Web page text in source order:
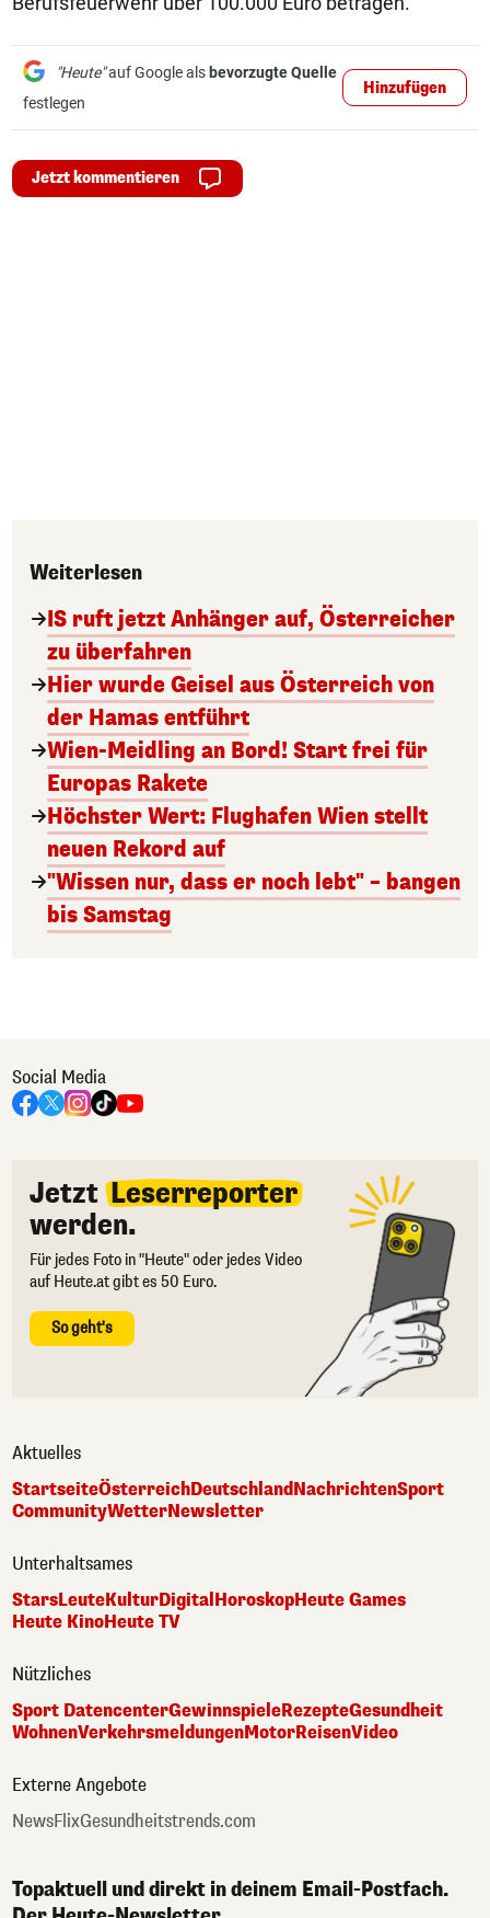
"Heute"auf Google als bevorzugte Quelle
festlegen
Hinzufügen
Jetzt kommentieren
Weiterlesen
IS ruft jetzt Anhänger auf, Österreicher
zu überfahren
Hier wurde Geisel aus Österreich von
der Hamas entführt
Wien-Meidling an Bord! Start frei für
Europas Rakete
Höchster Wert: Flughafen Wien stellt
neuen Rekord auf
"Wissen nur, dass er noch lebt" – bangen
bis Samstag
Social Media
Jetzt Leserreporter
werden.
Für jedes Foto in "Heute" oder jedes Video
auf Heute.at gibt es 50 Euro.
So geht's
Aktuelles
StartseiteÖsterreichDeutschlandNachrichtenSport
CommunityWetterNewsletter
Unterhaltsames
StarsLeuteKulturDigital HoroskopHeute Games
Heute KinoHeute TV
Nützliches
Sport DatencenterGewinnspieleRezepteGesundheit
WohnenVerkehrsmeldungenMotorReisenVideo
Externe Angebote
NewsFlixGesundheitstrends.com
Topaktuell und direkt in deinem Email-Postfach.